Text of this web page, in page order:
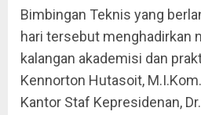
Bimbingan Teknis yang
hari tersebut menghadirkan
kalangan akademisi dan
Kennorton Hutasoit,
Kantor Staf Kepresidenan,